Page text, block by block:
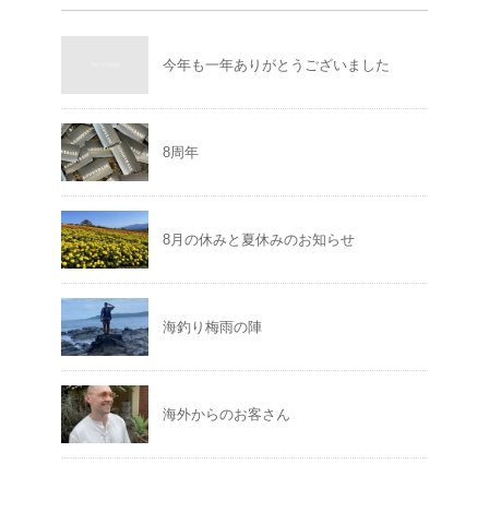
今年も一年ありがとうございました
8周年
8月の休みと夏休みのお知らせ
海釣り梅雨の陣
海外からのお客さん